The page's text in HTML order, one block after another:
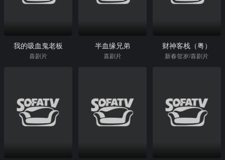
我的吸血鬼老板
喜剧片
半血缘兄弟
喜剧片
财神客栈（粤）
新春贺岁/喜剧片